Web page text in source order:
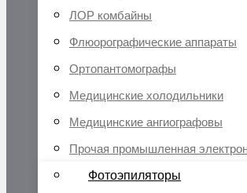
ЛОР комбайны
Флюорографические аппараты
Ортопантомографы
Медицинские холодильники
Медицинские ангиографовы
Прочая промышленная
Фотоэпиляторы